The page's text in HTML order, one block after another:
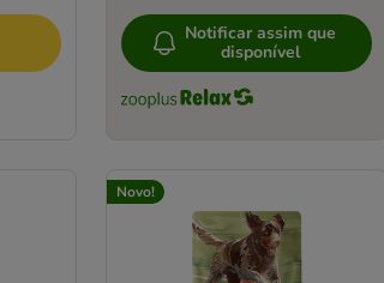
Notificar assim que
disponível
Novo!